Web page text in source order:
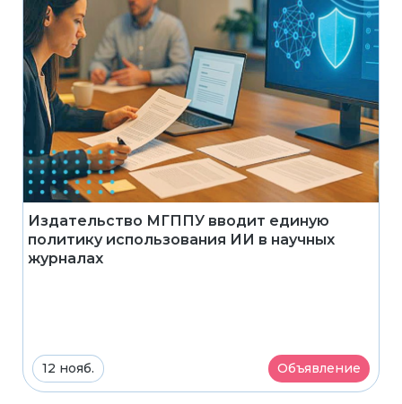
Издательство МГППУ вводит единую
политику использования ИИ в научных
журналах
12 нояб. Объявление